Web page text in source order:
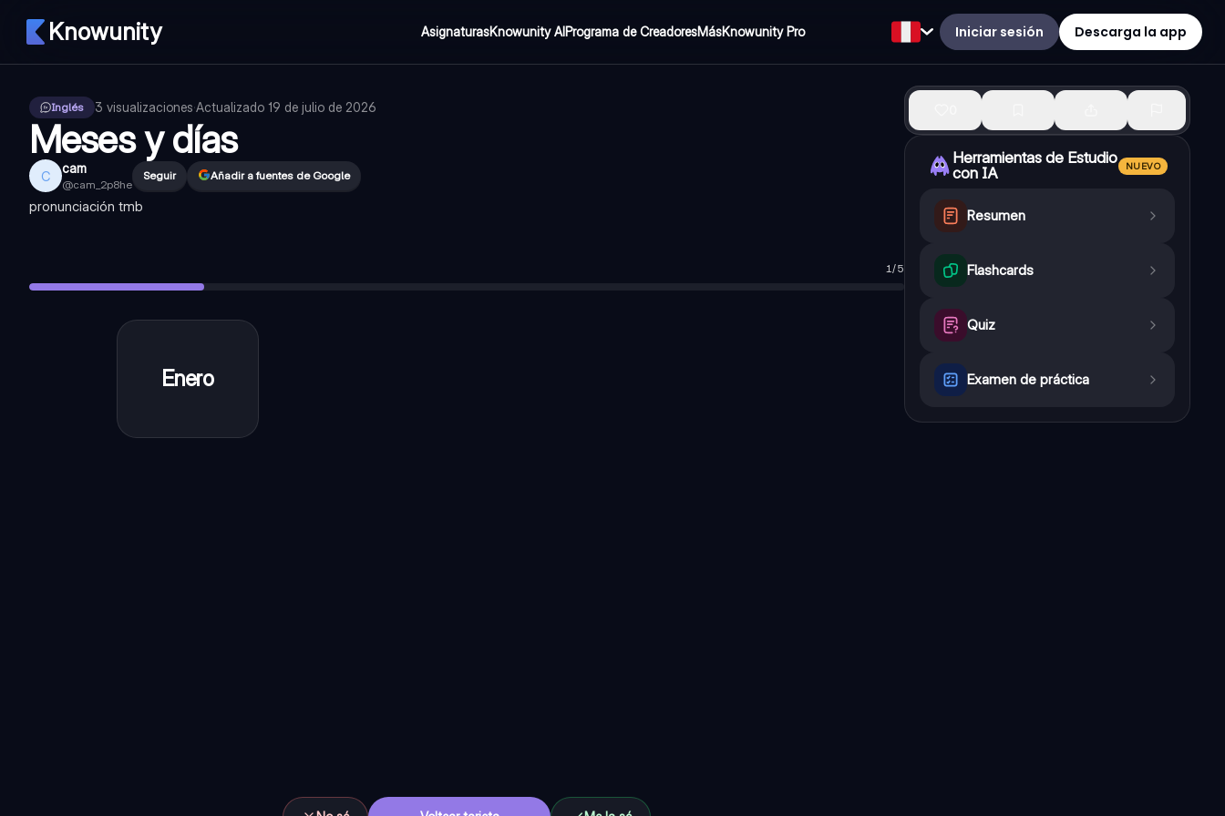
Knowunity AsignaturasKnowunity AIPrograma de CreadoresMásKnowunity Pro Iniciar sesión Descarga la app
Inglés 3 visualizaciones·Actualizado 19 de julio de 2026
Meses y días
C cam
@cam_2p8he
Seguir Añadir a fuentes de Google
pronunciación tmb
1/5
Enero
January
Febrero—February (Febiueri)
March (March)
April (Eipril)
Herramientas de Estudio
con IA
NUEVO
Resumen
Flashcards
Quiz
Examen de práctica